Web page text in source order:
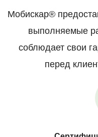
Мобискар®
выполняемые
соблюдает свои
перед